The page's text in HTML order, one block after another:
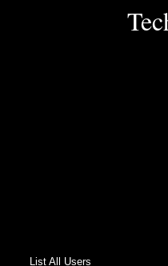
List All Users